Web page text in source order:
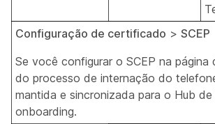
Configuração de certificado > SCEP
Se você configurar o SCEP na
do processo de internação do
mantida e sincronizada para o Hub
onboarding.